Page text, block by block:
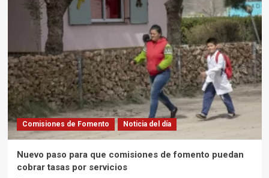
Comisiones de Fomento Noticia del día
Nuevo paso para que comisiones de fomento puedan
cobrar tasas por servicios